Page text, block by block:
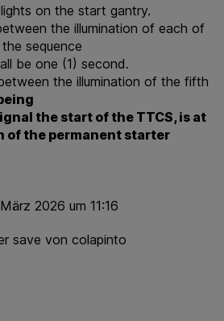
on the start gantry.
the illumination of each of
sequence
be one (1) second.
the illumination of the fifth
the start of the TTCS, is at
of the permanent starter
2026 um 11:16
save von colapinto